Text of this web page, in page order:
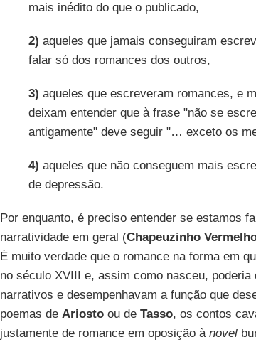
mais inédito do que o publicado,
2) aqueles que jamais conseguiram
falar só dos romances dos outros,
3) aqueles que escreveram romances, e
deixam entender que à frase "não se
antigamente" deve seguir "… exceto os
4) aqueles que não conseguem mais
de depressão.
Por enquanto, é preciso entender se estamos
narratividade em geral (Chapeuzinho
É muito verdade que o romance na forma em
no século XVIII e, assim como nasceu,
narrativos e desempenhavam a função que
poemas de Ariostoou de Tasso, os contos
justamente de romance em oposição à novel